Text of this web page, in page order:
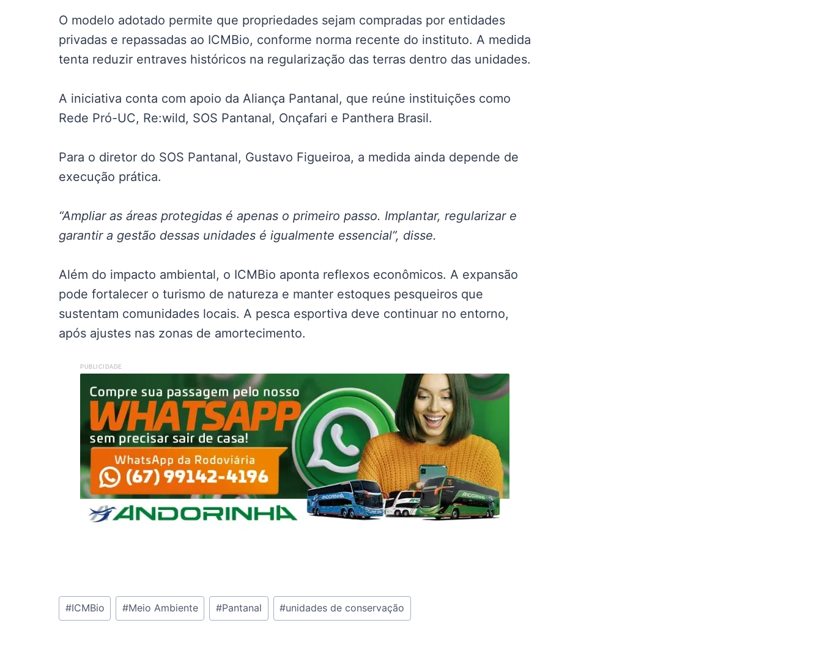
O modelo adotado permite que propriedades sejam compradas por entidades
privadas e repassadas ao ICMBio, conforme norma recente do instituto. A medida
tenta reduzir entraves históricos na regularização das terras dentro das unidades.
A iniciativa conta com apoio da Aliança Pantanal, que reúne instituições como
Rede Pró-UC, Re:wild, SOS Pantanal, Onçafari e Panthera Brasil.
Para o diretor do SOS Pantanal, Gustavo Figueiroa, a medida ainda depende de
execução prática.
“Ampliar as áreas protegidas é apenas o primeiro passo. Implantar, regularizar e
garantir a gestão dessas unidades é igualmente essencial”, disse.
Além do impacto ambiental, o ICMBio aponta reflexos econômicos. A expansão
pode fortalecer o turismo de natureza e manter estoques pesqueiros que
sustentam comunidades locais. A pesca esportiva deve continuar no entorno,
após ajustes nas zonas de amortecimento.
PUBLICIDADE
Tags
do
#ICMBio #Meio Ambiente #Pantanal #unidades de conservação